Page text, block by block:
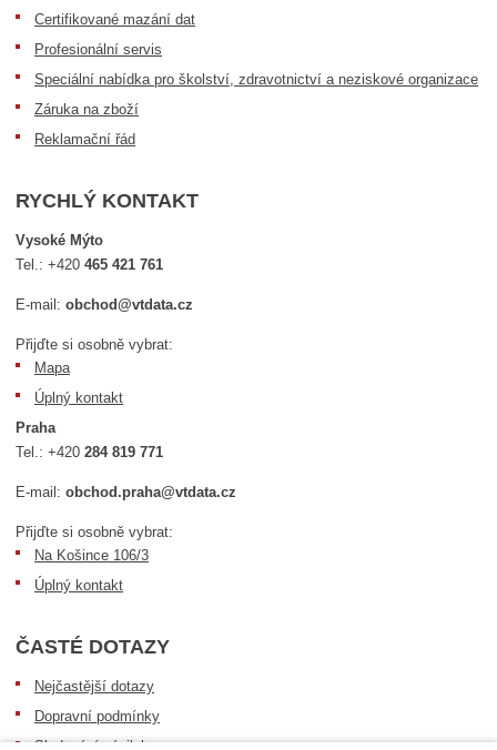
Certifikované mazání dat
Profesionální servis
Speciální nabídka pro školství, zdravotnictví a neziskové organizace
Záruka na zboží
Reklamační řád
RYCHLÝ KONTAKT
Vysoké Mýto
Tel.:+420465 421 761
E-mail:obchod@vtdata.cz
Přijďte si osobně vybrat:
Mapa
Úplný kontakt
Praha
Tel.:+420284 819 771
E-mail:obchod.praha@vtdata.cz
Přijďte si osobně vybrat:
Na Košince 106/3
Úplný kontakt
ČASTÉ DOTAZY
Nejčastější dotazy
Dopravní podmínky
Sledování zásilek